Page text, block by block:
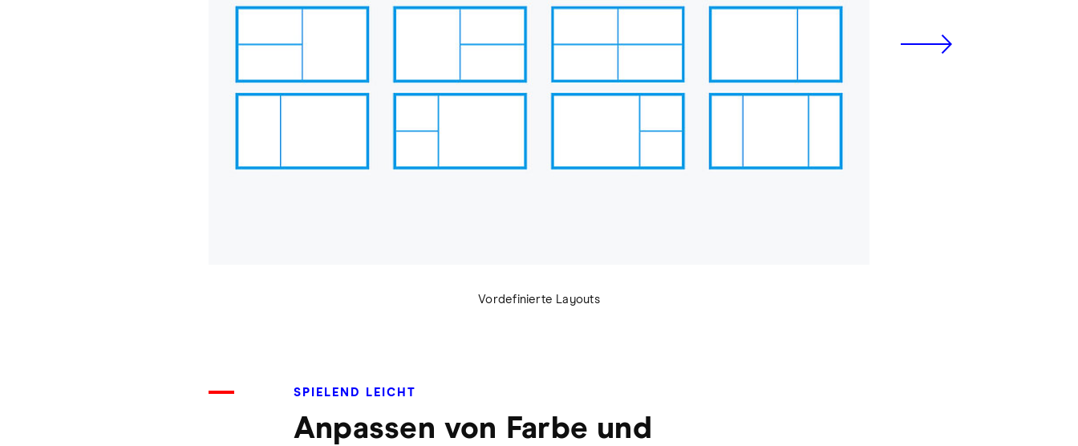
Vordefinierte Layouts
SPIELEND LEICHT
Anpassen von Farbe und